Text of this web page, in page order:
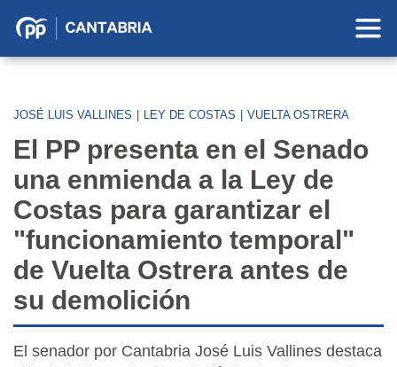
Partido
Cantabria
JOSÉ LUIS VALLINES LEY DE COSTAS VUELTA OSTRERA
El PP presenta en el Senado
una enmienda a la Ley de
Costas para garantizar el
"funcionamiento temporal"
de Vuelta Ostrera antes de
su demolición
El senador por Cantabria José Luis Vallines destaca